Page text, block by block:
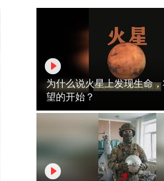
为什么说火星上发现生命
望的开始？